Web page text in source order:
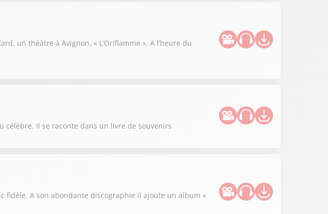
un théâtre à Avignon, « L’Oriflamme ». A l’heure du
célèbre. Il se raconte dans un livre de souvenirs
A son abondante discographie il ajoute un album «